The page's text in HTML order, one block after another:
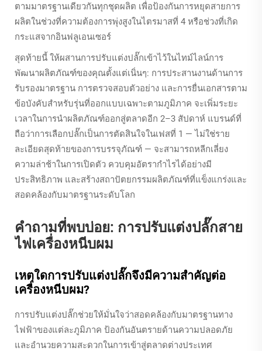
ตามมาตรฐานเดียวกันทุกชุดผลิต เพื่อป้องกันการหยุดสายการ
ผลิตในช่วงที่ความต้องการพุ่งสูงในไตรมาสที่ 4 หรือช่วงที่เกิด
กระแสจากอินฟลูเอนเซอร์
สุดท้ายนี้ ให้ผสานการปรับแต่งปลั๊กเข้าไว้ในไทม์ไลน์การ
พัฒนาผลิตภัณฑ์ของคุณตั้งแต่เนิ่นๆ: การประสานงานด้านการ
รับรองมาตรฐาน การตรวจสอบตัวอย่าง และการยื่นเอกสารตาม
ข้อบังคับสำหรับรุ่นที่ออกแบบเฉพาะตามภูมิภาค จะเพิ่มระยะ
เวลาในการนำผลิตภัณฑ์ออกสู่ตลาดอีก 2–3 สัปดาห์ แบรนด์ที่
ถือว่าการเลือกปลั๊กเป็นการตัดสินใจในเฟสที่ 1 — ไม่ใช่ราย
ละเอียดสุดท้ายของการบรรจุภัณฑ์ — จะสามารถหลีกเลี่ยง
ความล่าช้าในการเปิดตัว ควบคุมอัตรากำไรได้อย่างมี
ประสิทธิภาพ และสร้างสถาปัตยกรรมผลิตภัณฑ์ที่แข็งแกร่งและ
สอดคล้องกับมาตรฐานระดับโลก
คำถามที่พบบ่อย: การปรับแต่งปลั๊กสาย
ไฟเครื่องหนีบผม
เหตุใดการปรับแต่งปลั๊กจึงมีความสำคัญต่อ
เครื่องหนีบผม?
การปรับแต่งปลั๊กช่วยให้มั่นใจว่าสอดคล้องกับมาตรฐานทาง
ไฟฟ้าของแต่ละภูมิภาค ป้องกันอันตรายด้านความปลอดภัย
และอำนวยความสะดวกในการเข้าสู่ตลาดต่างประเทศ